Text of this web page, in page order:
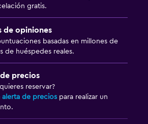
gratis.
de opiniones
basadas en millones de
de huéspedes reales.
precios
reservar?
alerta de precios para realizar un